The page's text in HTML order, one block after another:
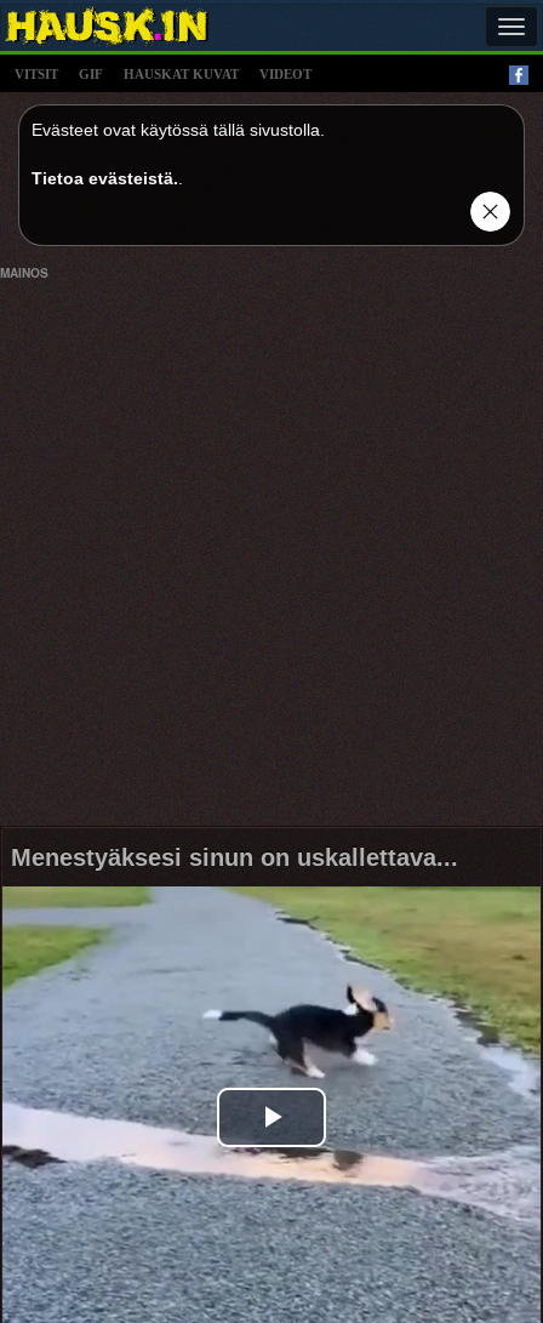
VITSIT GIF HAUSKAT KUVAT VIDEOT
Evästeet ovat käytössä tällä sivustolla.
Tietoa evästeistä.
MAINOS
Menestyäksesi sinun on uskallettava...
Play
Video